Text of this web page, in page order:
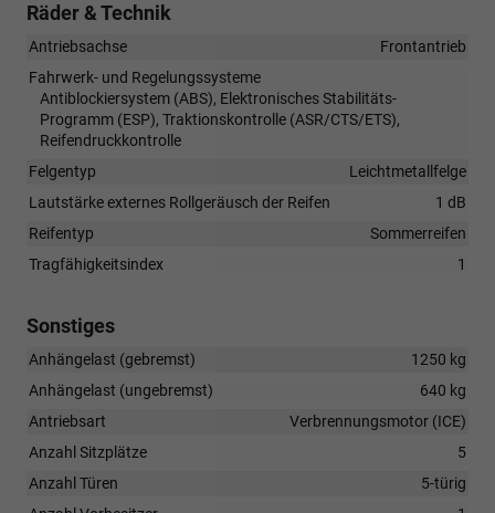
Räder & Technik
Antriebsachse
Frontantrieb
Fahrwerk- und Regelungssysteme
Antiblockiersystem (ABS), Elektronisches Stabilitäts-
Programm (ESP), Traktionskontrolle (ASR/CTS/ETS),
Reifendruckkontrolle
Felgentyp
Leichtmetallfelge
Lautstärke externes Rollgeräusch der Reifen
1 dB
Reifentyp
Sommerreifen
Tragfähigkeitsindex
1
Sonstiges
Anhängelast (gebremst)
1250 kg
Anhängelast (ungebremst)
640 kg
Antriebsart
Verbrennungsmotor (ICE)
Anzahl Sitzplätze
5
Anzahl Türen
5-türig